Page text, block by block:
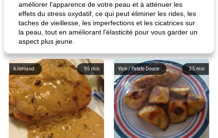
améliorer l'apparence de votre peau et à atténuer les
effets du stress oxydatif, ce qui peut éliminer les rides, les
taches de vieillesse, les imperfections et les cicatrices sur
la peau, tout en améliorant l'élasticité pour vous garder un
aspect plus jeune.
95 min
Allemand 35 min
Yam / Patate Douce